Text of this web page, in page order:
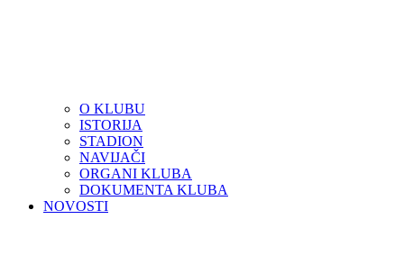
O KLUBU
ISTORIJA
STADION
NAVIJAČI
ORGANI KLUBA
DOKUMENTA KLUBA
NOVOSTI